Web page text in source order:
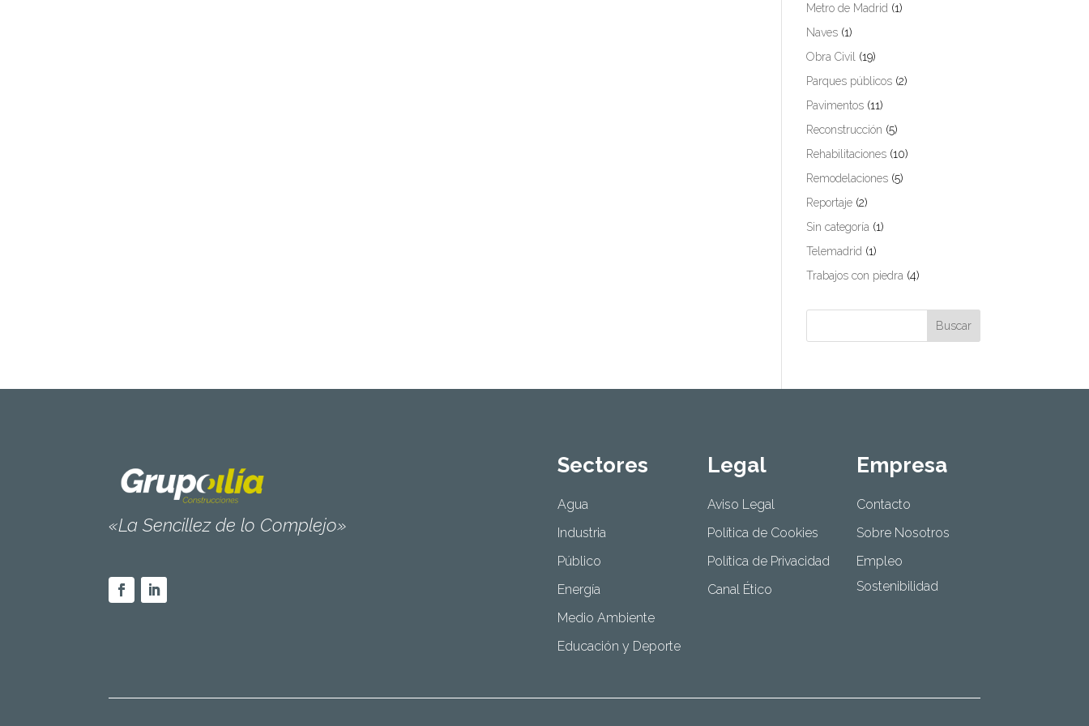
Metro de Madrid (1)
Naves(1)
Obra Civil(19)
Parques públicos(2)
Pavimentos(11)
Reconstrucción (5)
Rehabilitaciones(10)
Remodelaciones(5)
Reportaje(2)
Sin categoría(1)
Telemadrid (1)
Trabajos con piedra(4)
«La Sencillez de lo Complejo»
Sectores
Agua
Industria
Público
Energía
Medio Ambiente
Educación y Deporte
Legal
Aviso Legal
Política de Cookies
Política de Privacidad
Canal Ético
Empresa
Contacto
Sobre Nosotros
Empleo
Sostenibilidad